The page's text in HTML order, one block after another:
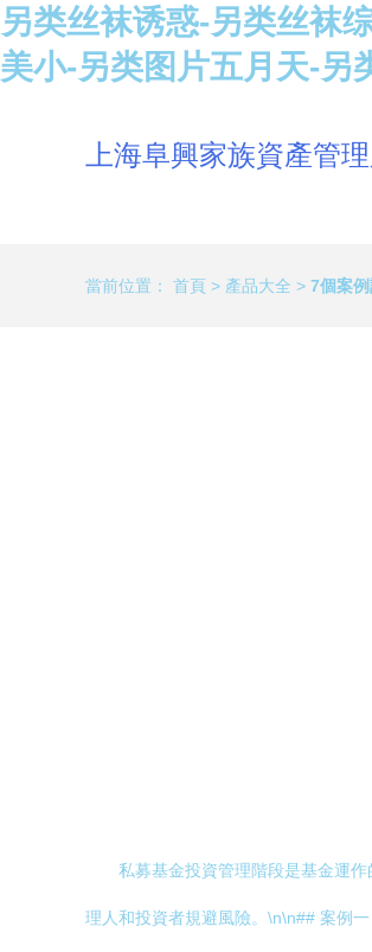
另类丝袜诱惑-另类丝袜
美小-另类图片五月天-另
上海阜興家族資產管
當前位置： 首頁 > 產品大全 > 7個案
私募基金投資管理階段是基金運
理人和投資者規避風險。\n\n## 案例